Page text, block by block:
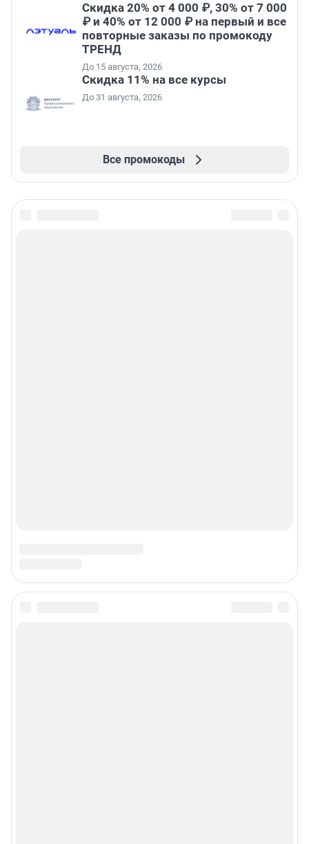
Скидка 20% от 4 000 ₽, 30% от 7 000
₽ и 40% от 12 000 ₽ на первый и все
повторные заказы по промокоду
ТРЕНД
До 15 августа, 2026
Скидка 11% на все курсы
До 31 августа, 2026
Все промокоды